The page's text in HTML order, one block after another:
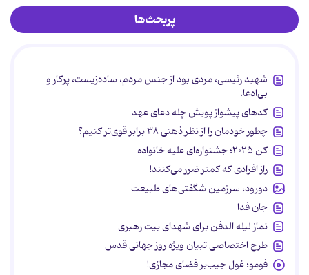
پربحث‌ها
شهید رئیسی، مردی بود از جنس مردم، ساده‌زیست، پرکار و
بی‌ادعا.
کدهای پیشواز پویش چله دعای عهد
چطور خودمان را از نظر ذهنی ۳۸ برابر قوی‌تر کنیم؟
کن ۲۰۲۵؛ جشنواره‌ای علیه خانواده
راز افرادی که کمتر ضرر می‌کنند!
دورود، سرزمین شگفتی‌های طبیعت
جان فدا
نماز لیله الدفن برای شهدای بیت رهبری
طرح اختصاصی تبیان ویژه روز جهانی قدس
فومو؛ غول جیب‌بر فضای مجازی!